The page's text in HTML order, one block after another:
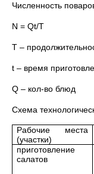
Численность
N = Qt/T
T –
t – время
Q – кол-во блюд
Схема
Рабочие места
(участки)
приготовление
салатов